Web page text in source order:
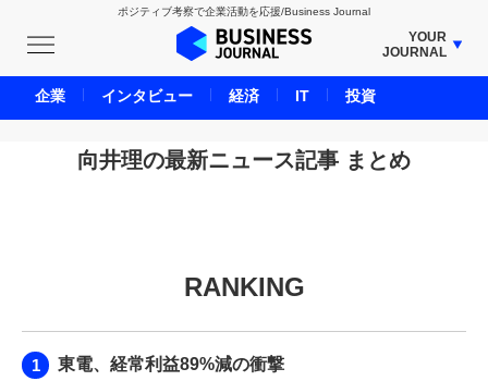
ポジティブ考察で企業活動を応援/Business Journal
YOUR
JOURNAL
BUSINESS JOURNAL
UNICORN JOURNAL
CARBON CREDITS JOURNAL
LIFE ENDING JOURNAL
向井理の最新ニュース記事 まとめ
RANKING
東電、経常利益89%減の衝撃
企業 インタビュー 経済 IT 投資